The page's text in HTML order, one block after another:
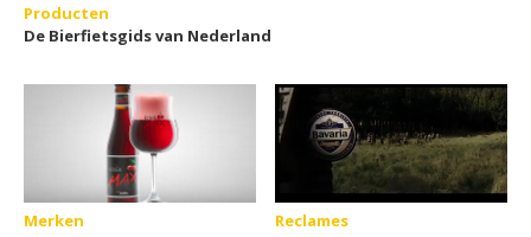
Producten
De Bierfietsgids van Nederland
Merken
Reclames